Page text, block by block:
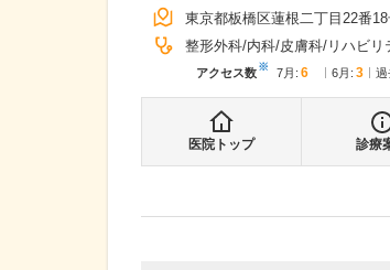
東京都板橋区蓮根二丁目22番
整形外科 内科 皮膚科 リハビ
アクセス数※ 7月 : 6 6月 : 3 過
医院トップ 診療